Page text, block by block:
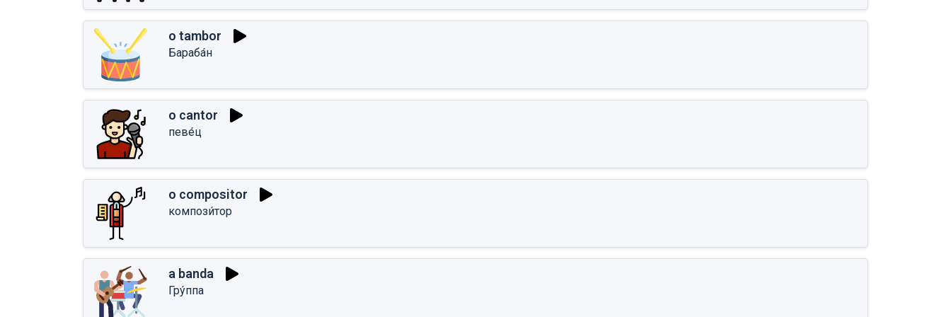
o tambor
Бараба́н
o cantor
певе́ц
o compositor
компози́тор
a banda
Гру́ппа